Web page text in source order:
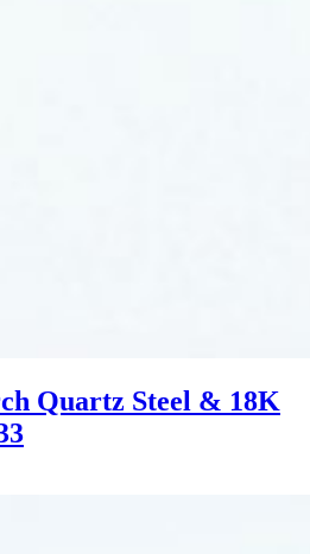
Quartz Steel & 18K